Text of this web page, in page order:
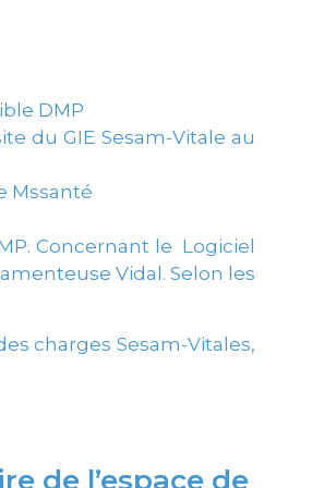
DMP
du GIE Sesam-Vitale au
Mssanté
Concernant le Logiciel
Vidal. Selon les
charges Sesam-Vitales,
de l’espace de